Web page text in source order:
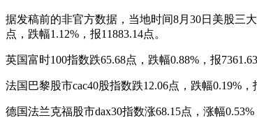
据发稿前的非官方数据，当地时间8月30日美股三
点，跌幅1.12%，报11883.14点。
英国富时100指数跌65.68点，跌幅0.88%，报7361.63
法国巴黎股市cac40股指数跌12.06点，跌幅0.19%，
德国法兰克福股市dax30指数涨68.15点，涨幅0.53%